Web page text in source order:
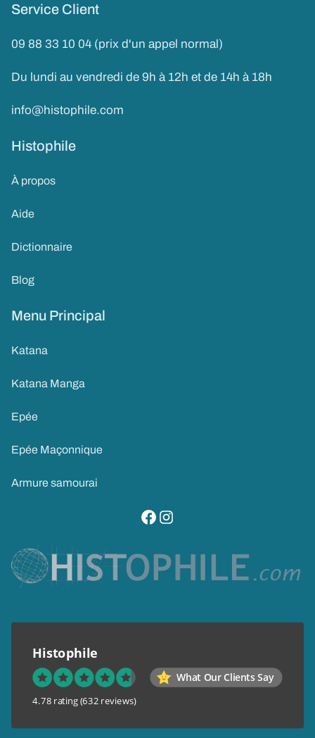
Service Client
09 88 33 10 04 (prix d'un appel normal)
Du lundi au vendredi de 9h à 12h et de 14h à 18h
info@histophile.com
Histophile
À propos
Aide
Dictionnaire
Blog
Menu Principal
Katana
Katana Manga
Epée
Epée Maçonnique
Armure samourai
visitez notre page facebook
suivez notre compte instagram
Histophile
What Our Clients Say
4.78 rating (632 reviews)